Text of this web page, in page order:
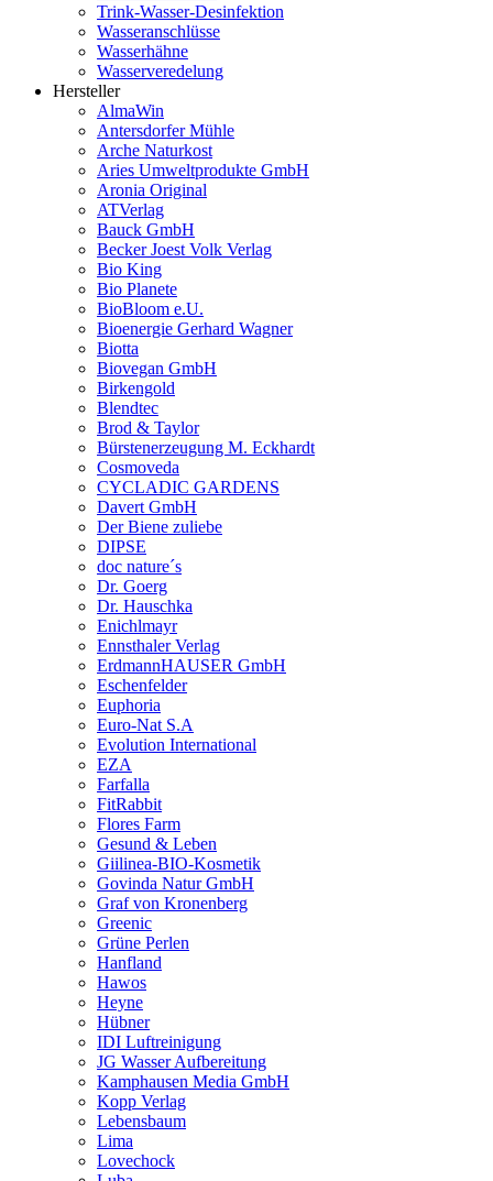
Trink-Wasser-Desinfektion
Wasseranschlüsse
Wasserhähne
Wasserveredelung
Hersteller
AlmaWin
Antersdorfer Mühle
Arche Naturkost
Aries Umweltprodukte GmbH
Aronia Original
ATVerlag
Bauck GmbH
Becker Joest Volk Verlag
Bio King
Bio Planete
BioBloom e.U.
Bioenergie Gerhard Wagner
Biotta
Biovegan GmbH
Birkengold
Blendtec
Brod & Taylor
Bürstenerzeugung M. Eckhardt
Cosmoveda
CYCLADIC GARDENS
Davert GmbH
Der Biene zuliebe
DIPSE
doc nature´s
Dr. Goerg
Dr. Hauschka
Enichlmayr
Ennsthaler Verlag
ErdmannHAUSER GmbH
Eschenfelder
Euphoria
Euro-Nat S.A
Evolution International
EZA
Farfalla
FitRabbit
Flores Farm
Gesund & Leben
Giilinea-BIO-Kosmetik
Govinda Natur GmbH
Graf von Kronenberg
Greenic
Grüne Perlen
Hanfland
Hawos
Heyne
Hübner
IDI Luftreinigung
JG Wasser Aufbereitung
Kamphausen Media GmbH
Kopp Verlag
Lebensbaum
Lima
Lovechock